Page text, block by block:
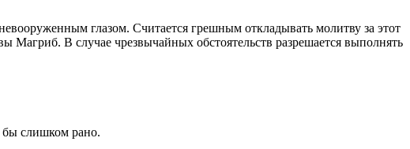
глазом. Считается грешным откладывать молитву за этот
Магриб. В случае чрезвычайных обстоятельств разрешается выполнять
бы слишком рано.